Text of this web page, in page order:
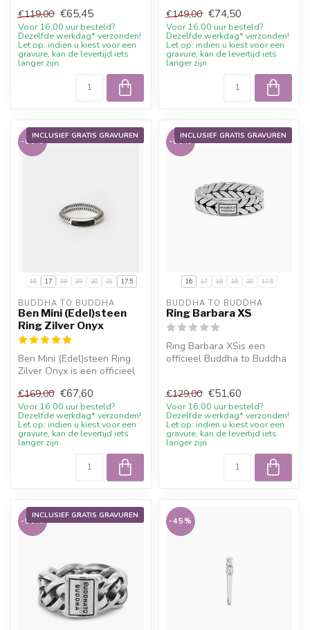
...
€119,00 €65,45
Voor 16.00 uur besteld?
Dezelfde werkdag* verzonden!
Let op: indien u kiest voor een
gravure, kan de levertijd iets
langer zijn.
€149,00 €74,50
Voor 16.00 uur besteld?
Dezelfde werkdag* verzonden!
Let op: indien u kiest voor een
gravure, kan de levertijd iets
langer zijn.
INCLUSIEF GRATIS GRAVUREN
16 17 18 19 20 21 17.5
-60%
BUDDHA TO BUDDHA
Ben Mini (Edel)steen
Ring Zilver Onyx
Ben Mini (Edel)steen Ring
Zilver Onyx is een officieel
€169,00 €67,60
Voor 16.00 uur besteld?
Dezelfde werkdag* verzonden!
Let op: indien u kiest voor een
gravure, kan de levertijd iets
langer zijn.
INCLUSIEF GRATIS GRAVUREN
16 17 18 19 20 17.5
-60%
BUDDHA TO BUDDHA
Ring Barbara XS
Ring Barbara XSis een
officieel Buddha to Buddha
€129,00 €51,60
Voor 16.00 uur besteld?
Dezelfde werkdag* verzonden!
Let op: indien u kiest voor een
gravure, kan de levertijd iets
langer zijn.
INCLUSIEF GRATIS GRAVUREN
-50% -45%